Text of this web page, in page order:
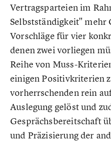
Vertragsparteien im
Selbstständigkeit" mehr
Vorschläge für vier
denen zwei vorliegen
Reihe von Muss-
einigen Positivkriterien
vorherrschenden rein
Auslegung gelöst und
Gesprächsbereitschaft
und Präzisierung der